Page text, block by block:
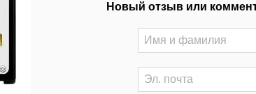
Новый отзыв или